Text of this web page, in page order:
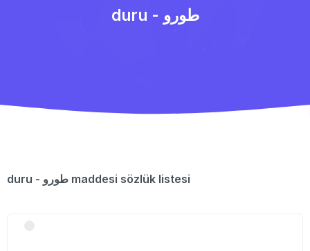
duru - طورو
duru - طورو maddesi sözlük listesi